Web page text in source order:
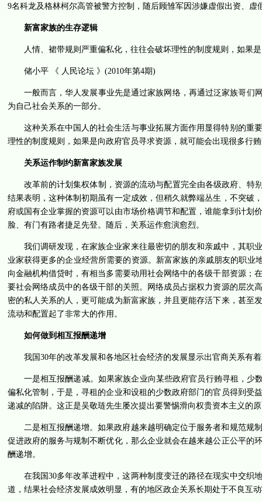
9名科龙及格林柯尔高管被警方控制，随后顾雏军因涉嫌虚假出资、
新富家族的生存逻辑
人情、裙带规则严重偏私化，往往会破坏理性的制度规则，如果
储小平 《 人民论坛 》(2010年第4期)
一般而言，华人发展事业先是通过家族网络，再通过泛家族哥们
为自己社会关系的一部分。
这种关系在中国人的社会生活与事业拓展方面作用显得特别的重
理性的制度规则，如果是向政府官员寻求资源，就可能会出现很多行
关系运作制约新富家族发展
改革前的计划集权体制，资源的流动与配置完全由各级政府、特
结果表明，这种体制初期虽有一定成效，但稍久就弊端丛生，不突破
府或国有企业掌握的资源可以由市场价格调节和配置，谁能拿到计
脸、有门有路者捷足先登。随后，关系运作愈演愈烈。
我们调研发现，在家族企业家来往最密切的朋友和亲戚中，其职
业家获得更多的企业经营所需要的资源。新富家族的亲戚朋友的职
向金融机构借贷时，有相当多需要动用社会网络中的各级干部资源
要社会网络成员中的各级干部的关照。网络成员占据权力资源的层次
密的私人关系的人，更可能成为新富家族，并且更能存活下来，甚
流动和配置起了非常大的作用。
如何做到相互报酬递增
我国30年的改革发展和各地区社会经济的发展显示出官商关系有
一是相互报酬递减。如果家族企业向某些政府官员行贿寻租，
偏私化管制，于是，寻租的企业和设租的少数政府部门的官员得到受
递减的陷阱。这正是吴敬琏先生屡次提出要警惕滑向权贵资本主义的
二是相互报酬递增。如果政府越来越明确定位于服务者和规范规
促进政府的服务与规制不断优化，那么企业就会在越来越公正公平的
酬递增。
在我国30多年改革进程中，这两种制度变迁的路径在现实中交织
道，结果社会经济发展成效明显，有的地区政企关系长期处于不良互